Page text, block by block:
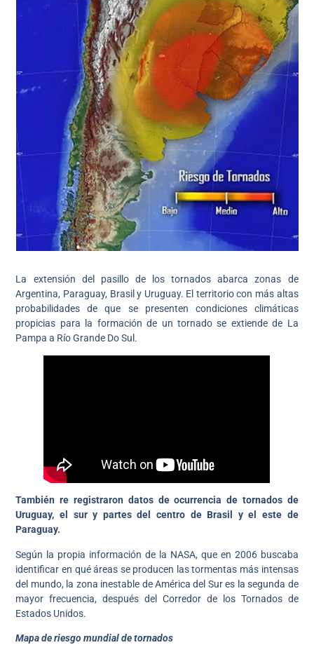
La extensión del pasillo de los tornados abarca zonas de
Argentina, Paraguay, Brasil y Uruguay. El territorio con más altas
probabilidades de que se presenten condiciones climáticas
propicias para la formación de un tornado se extiende de La
Pampa a Río Grande Do Sul.
También re registraron datos de ocurrencia de tornados de
Uruguay, el sur y partes del centro de Brasil y el este de
Paraguay.
Según la propia información de la NASA, que en 2006 buscaba
identificar en qué áreas se producen las tormentas más intensas
del mundo, la zona inestable de América del Sur es la segunda de
mayor frecuencia, después del Corredor de los Tornados de
Estados Unidos.
Mapa de riesgo mundial de tornados